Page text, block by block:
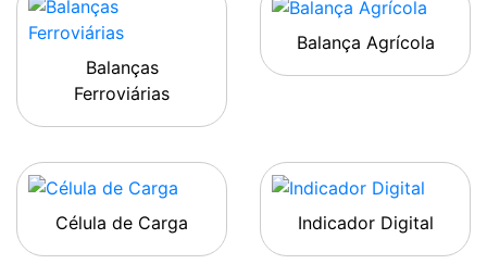
Balanças
Ferroviárias
Balança Agrícola
Célula de Carga Indicador Digital